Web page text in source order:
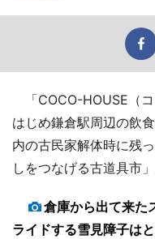
「COCO-HOUSE（
はじめ鎌倉駅周辺の飲
内の古民家解体時に残
しをつなげる古道具市」
倉庫から出て来た
ライドする雪見障子は